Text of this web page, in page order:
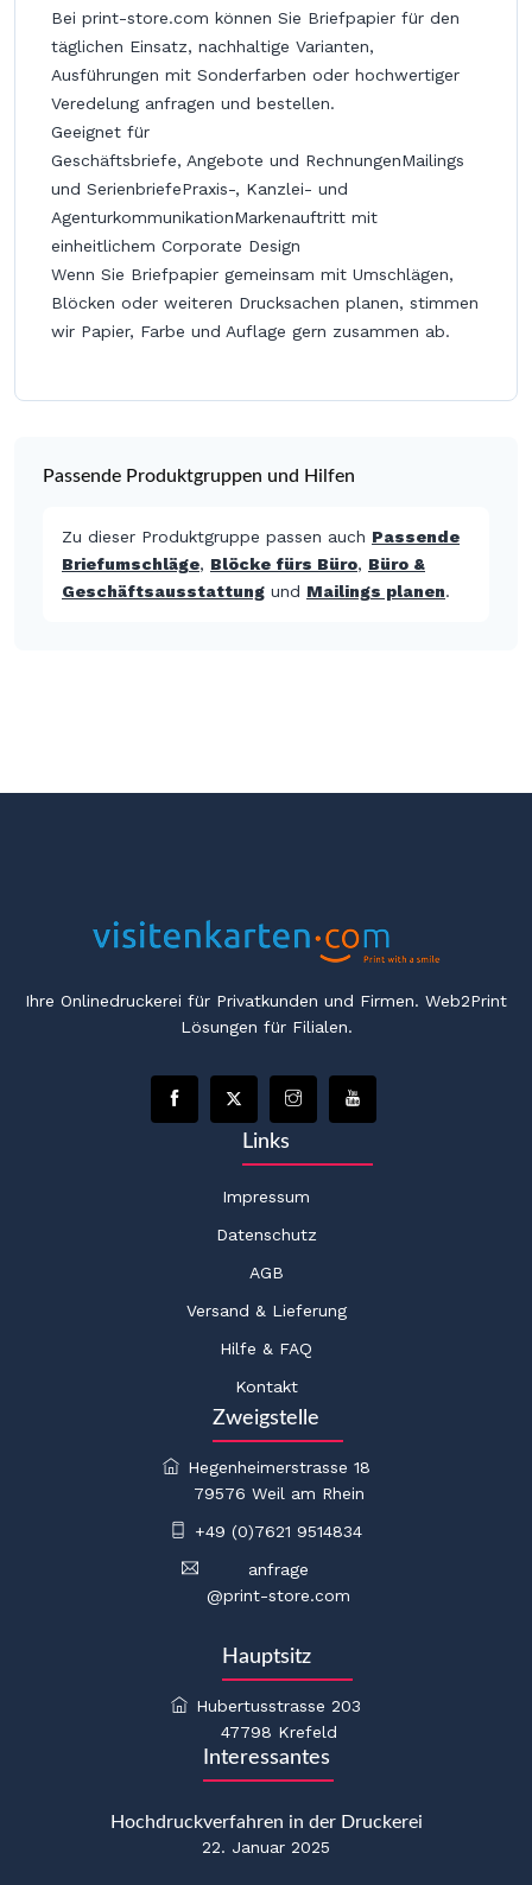
Bei print-store.com können Sie Briefpapier für den
täglichen Einsatz, nachhaltige Varianten,
Ausführungen mit Sonderfarben oder hochwertiger
Veredelung anfragen und bestellen.
Geeignet für
Geschäftsbriefe, Angebote und RechnungenMailings
und SerienbriefePraxis-, Kanzlei- und
AgenturkommunikationMarkenauftritt mit
einheitlichem Corporate Design
Wenn Sie Briefpapier gemeinsam mit Umschlägen,
Blöcken oder weiteren Drucksachen planen, stimmen
wir Papier, Farbe und Auflage gern zusammen ab.
Passende Produktgruppen und Hilfen
Zu dieser Produktgruppe passen auch Passende
Briefumschläge, Blöcke fürs Büro, Büro &
Geschäftsausstattung und Mailings planen.
Ihre Onlinedruckerei für Privatkunden und Firmen. Web2Print
Lösungen für Filialen.
Links
Impressum
Datenschutz
AGB
Versand & Lieferung
Hilfe & FAQ
Kontakt
Zweigstelle
Hegenheimerstrasse 18
79576 Weil am Rhein
+49 (0)7621 9514834
anfrage
@print-store.com
Hauptsitz
Hubertusstrasse 203
47798 Krefeld
Interessantes
Hochdruckverfahren in der Druckerei
22. Januar 2025